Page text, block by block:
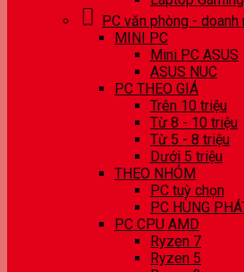
PC văn phòng - doanh
MINI PC
Mini PC ASUS
ASUS NUC
PC THEO GIÁ
Trên 10 triệu
Từ 8 - 10 triệu
Từ 5 - 8 triệu
Dưới 5 triệu
THEO NHÓM
PC tuỳ chọn
PC HÙNG
PC CPU AMD
Ryzen 7
Ryzen 5